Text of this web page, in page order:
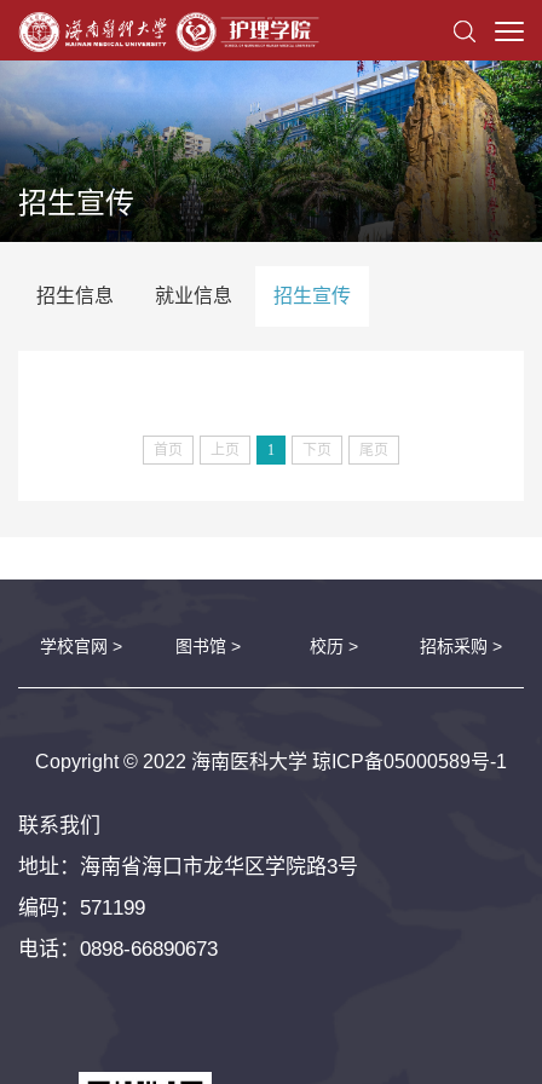
招生宣传
招生信息 就业信息 招生宣传
首页 上页 1 下页 尾页
学校官网 > 图书馆 > 校历 > 招标采购 >
Copyright © 2022 海南医科大学 琼ICP备05000589号-1
联系我们
地址：海南省海口市龙华区学院路3号
编码：571199
电话：0898-66890673